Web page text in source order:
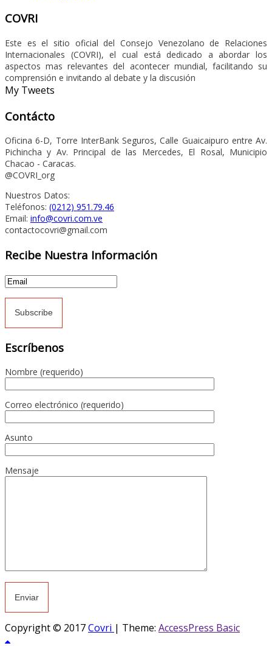
COVRI
Este es el sitio oficial del Consejo Venezolano de Relaciones
Internacionales (COVRI), el cual está dedicado a abordar los
aspectos mas relevantes del acontecer mundial, facilitando su
comprensión e invitando al debate y la discusión
My Tweets
Contácto
Oficina 6-D, Torre InterBank Seguros, Calle Guaicaipuro entre Av.
Pichincha y Av. Principal de las Mercedes, El Rosal, Municipio
Chacao - Caracas.
@COVRI_org
Nuestros Datos:
Teléfonos: (0212) 951.79.46
Email: info@covri.com.ve
contactocovri@gmail.com
Recibe Nuestra Información
Escríbenos
Nombre (requerido)
Correo electrónico (requerido)
Asunto
Mensaje
Copyright © 2017Covri | Theme: AccessPress Basic